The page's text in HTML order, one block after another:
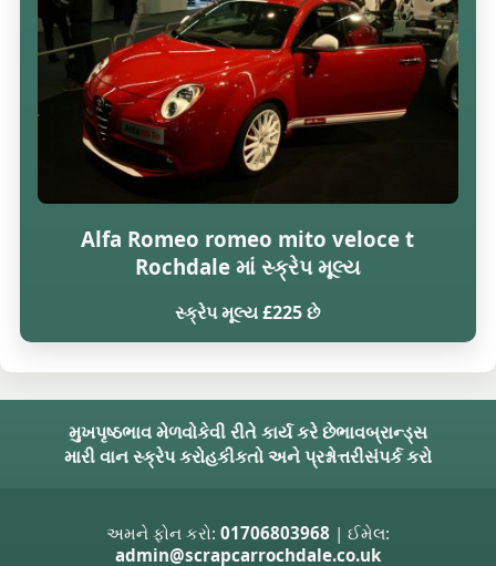
Alfa Romeo romeo mito veloce t
Rochdale માં સ્ક્રેપ મૂલ્ય
સ્ક્રેપ મૂલ્ય £225 છે
મુખપૃષ્ઠભાવ મેળવોકેવી રીતે કાર્ય કરે છેભાવબ્રાન્ડ્સ
મારી વાન સ્ક્રેપ કરોહકીકતો અને પ્રશ્નોત્તરીસંપર્ક કરો
અમને ફોન કરો: 01706803968 | ઈમેલ:
admin@scrapcarrochdale.co.uk